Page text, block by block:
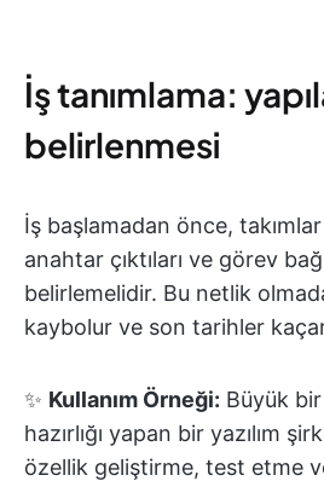
İş tanımlama:
belirlenmesi
İş başlamadan önce,
anahtar çıktıları ve görev
belirlemelidir. Bu netlik
kaybolur ve son tarihler
✨ Kullanım Örneği: Büyük
hazırlığı yapan bir yazılım
özellik geliştirme, test etme